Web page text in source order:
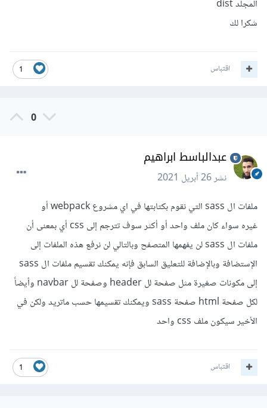
المجلد dist
شكرا لك
1 اقتباس
0
عبدالباسط ابراهيم
نشر26 أبريل 2021
ملفات ال sass التي نقوم بكتابتها في اي مشروع webpack أو
غيره سواء كان ملف واحد أو أكثر سوف تترجم إلى css أي بمعنى أن
ملفات ال sass لن يفهمها المتصفح وبالتالي لن نرفع هذه الملفات إلى
الإستضافة وبالإضافة للتعليق السابق فإنه يمكنك تقسيم ملفات ال sass
إلى مكونات صغيرة مثل صفحة لل header وصفحة لل navbar وأيضاً
لكل صفحة html صفحة sass ويمكنك تقسيمها حسب ماتريد ولكن في
الأخير سيكون ملف css واحد
1 اقتباس